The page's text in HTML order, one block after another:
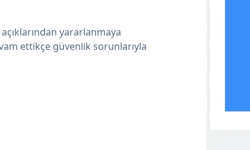
yararlanmaya
ettikçe güvenlik sorunlarıyla